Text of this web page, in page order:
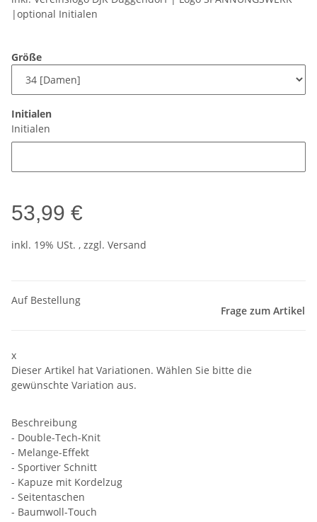
|optional Initialen
Größe
Initialen
Initialen
53,99 €
inkl. 19% USt. , zzgl. Versand
Auf Bestellung
Frage zum Artikel
x
Dieser Artikel hat Variationen. Wählen Sie bitte die
gewünschte Variation aus.
Beschreibung
- Double-Tech-Knit
- Melange-Effekt
- Sportiver Schnitt
- Kapuze mit Kordelzug
- Seitentaschen
- Baumwoll-Touch